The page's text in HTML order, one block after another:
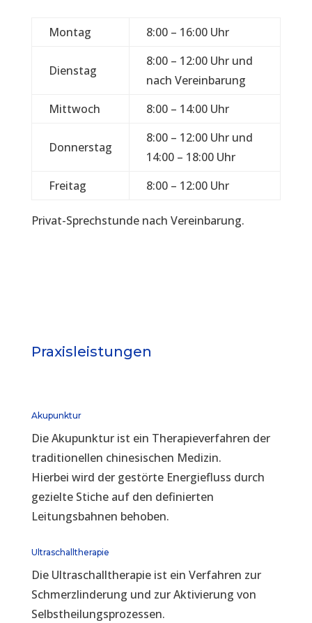
Montag 8:00 – 16:00 Uhr
Dienstag
8:00 – 12:00 Uhr und
nach Vereinbarung
Mittwoch
8:00 – 14:00 Uhr
Donnerstag
8:00 – 12:00 Uhr und
14:00 – 18:00 Uhr
Freitag
8:00 – 12:00 Uhr
Privat-Sprechstunde nach Vereinbarung.
Praxisleistungen
Akupunktur
Die Akupunktur ist ein Therapieverfahren der
traditionellen chinesischen Medizin.
Hierbei wird der gestörte Energiefluss durch
gezielte Stiche auf den definierten
Leitungsbahnen behoben.
Ultraschalltherapie
Die Ultraschalltherapie ist ein Verfahren zur
Schmerzlinderung und zur Aktivierung von
Selbstheilungsprozessen.